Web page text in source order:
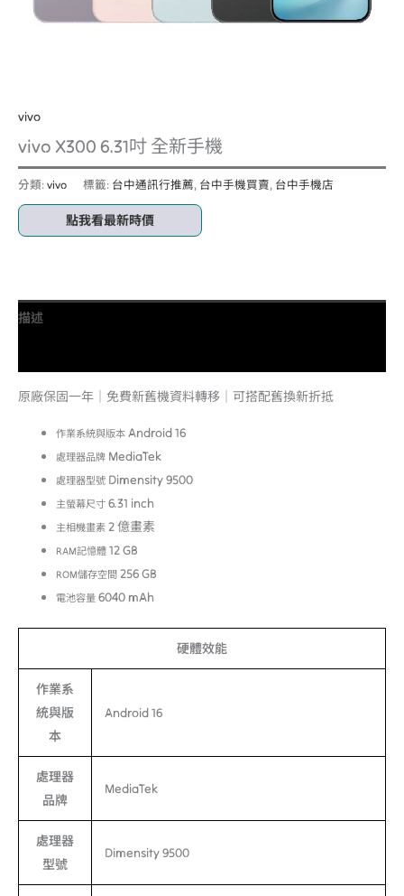
vivo
vivo X300 6.31吋 全新手機
分類: vivo 標籤: 台中通訊行推薦, 台中手機買賣, 台中手機店
點我看最新時價
描述
原廠保固一年｜免費新舊機資料轉移｜可搭配舊換新折抵
作業系統與版本 Android 16
處理器品牌 MediaTek
處理器型號 Dimensity 9500
主螢幕尺寸 6.31 inch
主相機畫素 2 億畫素
RAM記憶體 12 GB
ROM儲存空間 256 GB
電池容量 6040 mAh
硬體效能
作業系
統與版
本
Android 16
處理器
品牌
MediaTek
處理器
型號
Dimensity 9500